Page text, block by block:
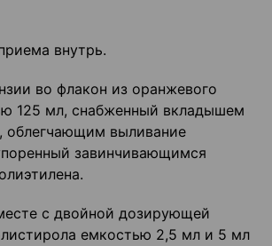
внутрь.
во флакон из оранжевого
125 мл, снабженный вкладышем
облегчающим выливание
завинчивающимся
с двойной дозирующей
емкостью 2,5 мл и 5 мл